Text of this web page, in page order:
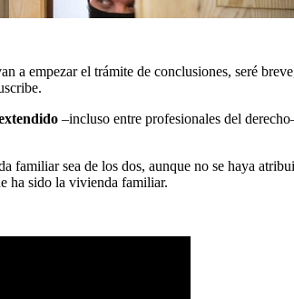
empezar el trámite de conclusiones, seré
–incluso entre profesionales del
sea de los dos, aunque no se haya
ha sido la vivienda familiar.